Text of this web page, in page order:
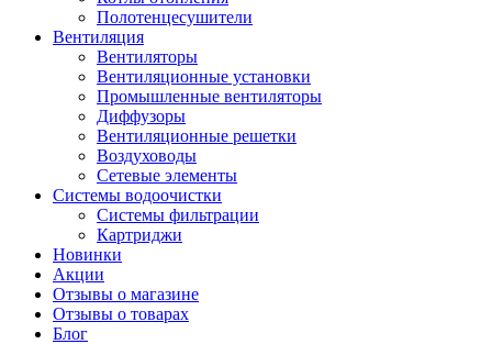
Полотенцесушители
Вентиляция
Вентиляторы
Вентиляционные установки
Промышленные вентиляторы
Диффузоры
Вентиляционные решетки
Воздуховоды
Сетевые элементы
Системы водоочистки
Системы фильтрации
Картриджи
Новинки
Акции
Отзывы о магазине
Отзывы о товарах
Блог